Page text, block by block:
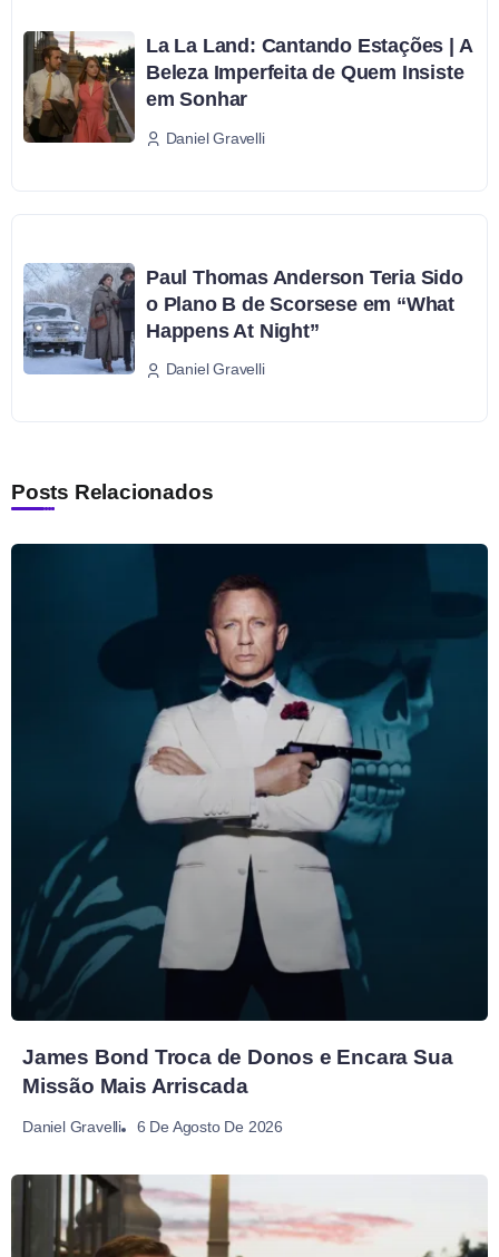
La La Land: Cantando Estações | A
Beleza Imperfeita de Quem Insiste
em Sonhar
Daniel Gravelli
Paul Thomas Anderson Teria Sido
o Plano B de Scorsese em “What
Happens At Night”
Daniel Gravelli
Posts Relacionados
James Bond Troca de Donos e Encara Sua
Missão Mais Arriscada
Daniel Gravelli 6 De Agosto De 2026